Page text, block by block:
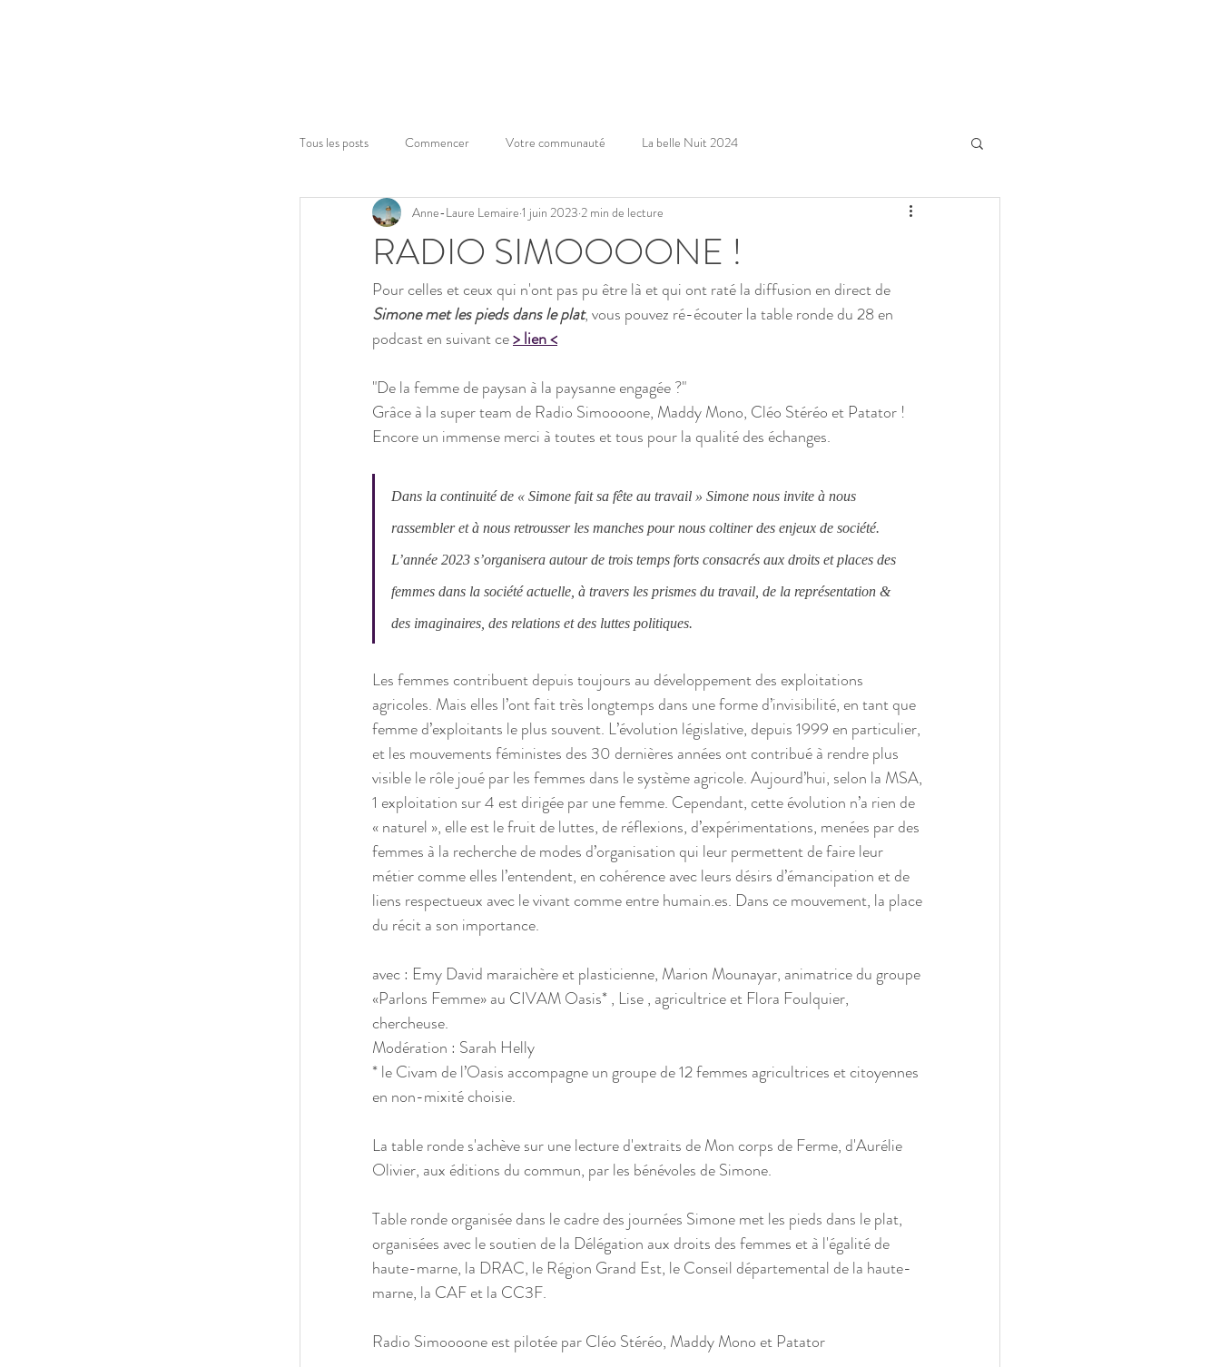
Tous les posts Commencer Votre communauté La belle Nuit 2024
RADIO SIMOOOONE !
Anne-Laure Lemaire 1 juin 2023 2 min de lecture
Pour celles et ceux qui n'ont pas pu être là et qui ont raté la diffusion en direct de
Simone met les pieds dans le plat, vous pouvez ré-écouter la table ronde du 28 en
podcast en suivant ce> lien <
"De la femme de paysan à la paysanne engagée ?"
Grâce à la super team de Radio Simoooone, Maddy Mono, Cléo Stéréo et Patator !
Encore un immense merci à toutes et tous pour la qualité des échanges.
Dans la continuité de « Simone fait sa fête au travail » Simone nous invite à nous
rassembler et à nous retrousser les manches pour nous coltiner des enjeux de société.
L’année 2023 s’organisera autour de trois temps forts consacrés aux droits et places des
femmes dans la société actuelle, à travers les prismes du travail, de la représentation &
des imaginaires, des relations et des luttes politiques.
Les femmes contribuent depuis toujours au développement des exploitations
agricoles. Mais elles l’ont fait très longtemps dans une forme d’invisibilité, en tant que
femme d’exploitants le plus souvent. L’évolution législative, depuis 1999 en particulier,
et les mouvements féministes des 30 dernières années ont contribué à rendre plus
visible le rôle joué par les femmes dans le système agricole. Aujourd’hui, selon la MSA,
1 exploitation sur 4 est dirigée par une femme. Cependant, cette évolution n’a rien de
« naturel », elle est le fruit de luttes, de réflexions, d’expérimentations, menées par des
femmes à la recherche de modes d’organisation qui leur permettent de faire leur
métier comme elles l’entendent, en cohérence avec leurs désirs d’émancipation et de
liens respectueux avec le vivant comme entre humain.es. Dans ce mouvement, la place
du récit a son importance.
avec : Emy David maraichère et plasticienne, Marion Mounayar, animatrice du groupe
«Parlons Femme» au CIVAM Oasis* , Lise , agricultrice et Flora Foulquier,
chercheuse.
Modération : Sarah Helly
* le Civam de l’Oasis accompagne un groupe de 12 femmes agricultrices et citoyennes
en non-mixité choisie.
La table ronde s'achève sur une lecture d'extraits de Mon corps de Ferme, d'Aurélie
Olivier, aux éditions du commun, par les bénévoles de Simone.
Table ronde organisée dans le cadre des journées Simone met les pieds dans le plat,
organisées avec le soutien de la Délégation aux droits des femmes et à l'égalité de
haute-marne, la DRAC, le Région Grand Est, le Conseil départemental de la haute-
marne, la CAF et la CC3F.
Radio Simoooone est pilotée par Cléo Stéréo, Maddy Mono et Patator